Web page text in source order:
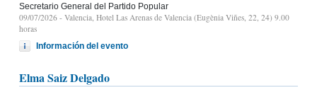
Secretario General del Partido Popular
09/07/2026 - Valencia, Hotel Las Arenas de Valencia (Eugènia Viñes, 22, 24) 9.00
horas
Información del evento
Elma Saiz Delgado